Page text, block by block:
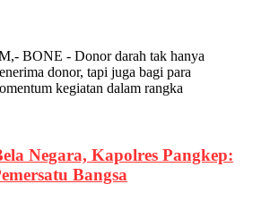
BONE - Donor darah tak hanya
donor, tapi juga bagi para
kegiatan dalam rangka
Negara, Kapolres Pangkep:
Bangsa